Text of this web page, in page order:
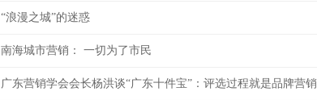
“浪漫之城”的迷惑
南海城市营销： 一切为了市民
广东营销学会会长杨洪谈“广东十件宝”：评选过程就是品牌营销